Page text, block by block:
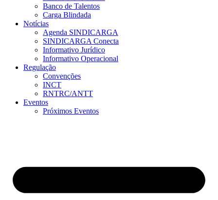
Banco de Talentos
Carga Blindada
Notícias
Agenda SINDICARGA
SINDICARGA Conecta
Informativo Jurídico
Informativo Operacional
Regulação
Convenções
INCT
RNTRC/ANTT
Eventos
Próximos Eventos